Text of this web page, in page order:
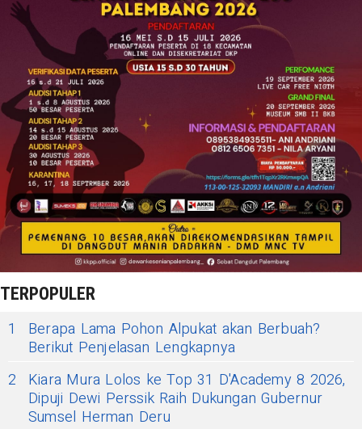
TERPOPULER
1
Berapa Lama Pohon Alpukat akan Berbuah?
Berikut Penjelasan Lengkapnya
2
Kiara Mura Lolos ke Top 31 D'Academy 8 2026,
Dipuji Dewi Perssik Raih Dukungan Gubernur
Sumsel Herman Deru